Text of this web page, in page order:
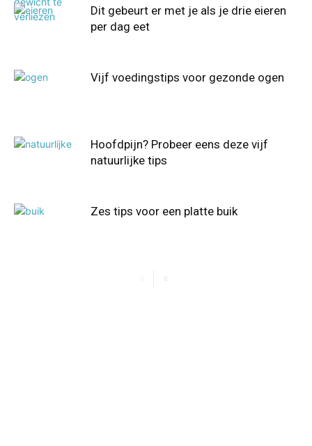
Dit gebeurt er met je als je drie eieren
per dag eet
Vijf voedingstips voor gezonde ogen
Hoofdpijn? Probeer eens deze vijf
natuurlijke tips
Zes tips voor een platte buik